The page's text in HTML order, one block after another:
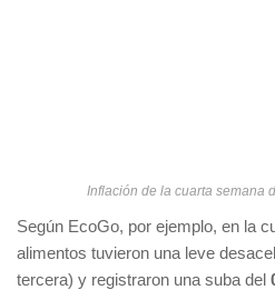
Inflación de la cuarta semana
Según EcoGo, por ejemplo, en la
alimentos tuvieron una leve
tercera) y registraron una suba del